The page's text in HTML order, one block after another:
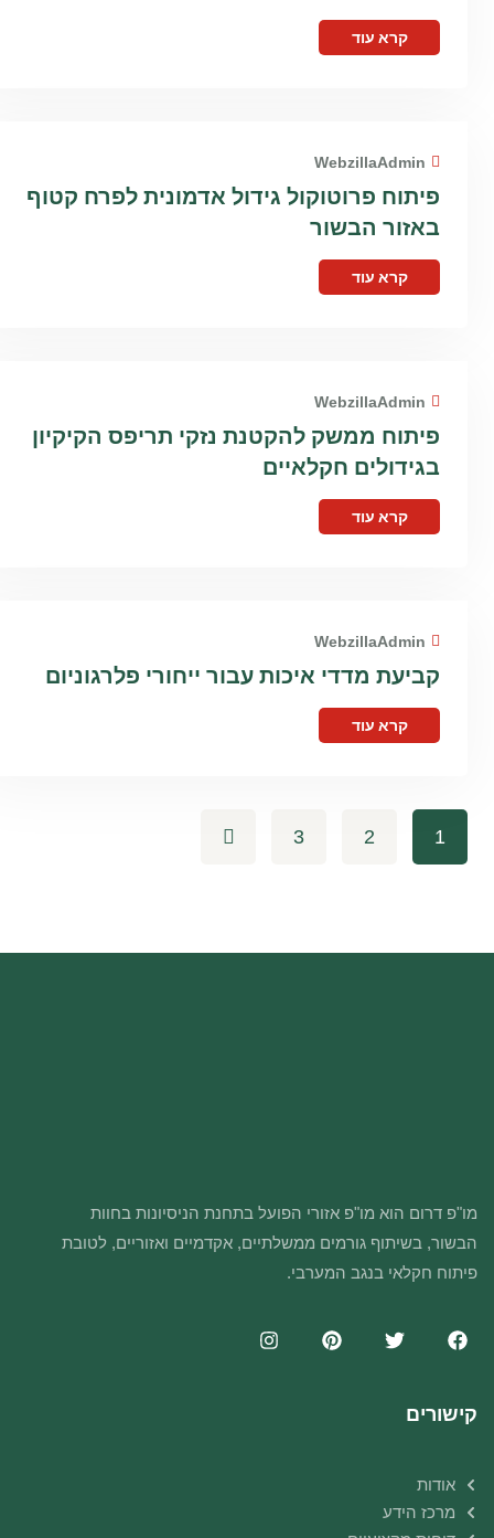
קרא עוד
WebzillaAdmin
פיתוח פרוטוקול גידול אדמונית לפרח קטוף
באזור הבשור
קרא עוד
WebzillaAdmin
פיתוח ממשק להקטנת נזקי תריפס הקיקיון
בגידולים חקלאיים
קרא עוד
WebzillaAdmin
קביעת מדדי איכות עבור ייחורי פלרגוניום
קרא עוד
1
2
3
מו"פ דרום הוא מו"פ אזורי הפועל בתחנת הניסיונות בחוות
הבשור, בשיתוף גורמים ממשלתיים, אקדמיים ואזוריים, לטובת
פיתוח חקלאי בנגב המערבי.
קישורים
אודות
מרכז הידע